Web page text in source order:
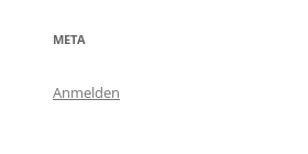
META
Anmelden